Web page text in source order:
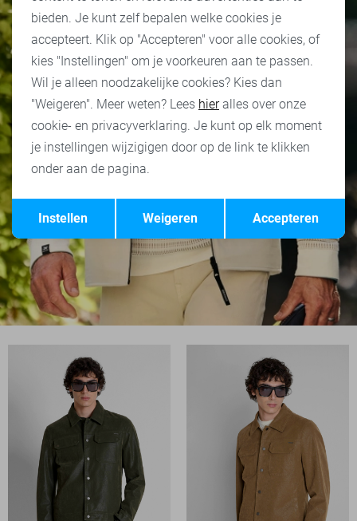
Terug Opslaan
bieden. Je kunt zelf bepalen welke cookies je
accepteert. Klik op "Accepteren" voor alle cookies, of
kies "Instellingen" om je voorkeuren aan te passen.
Wil je alleen noodzakelijke cookies? Kies dan
"Weigeren". Meer weten? Lees hieralles over onze
cookie- en privacyverklaring. Je kunt op elk moment
je instellingen wijzigigen door op de link te klikken
onder aan de pagina.
Accepteren
Weigeren
Instellen